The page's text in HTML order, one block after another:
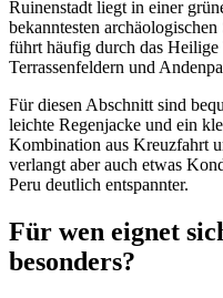
Ruinenstadt liegt in einer
bekanntesten
führt häufig durch das
Terrassenfeldern und
Für diesen Abschnitt sind
leichte Regenjacke und ein
Kombination aus Kreuzfahrt
verlangt aber auch etwas
Peru deutlich entspannter.
Für wen eignet
besonders?